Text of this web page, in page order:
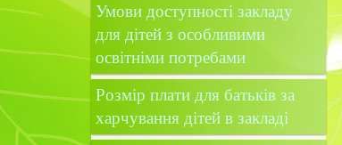
Умови доступності закладу
для дітей з особливими
освітніми потребами
Розмір плати для батьків за
харчування дітей в закладі